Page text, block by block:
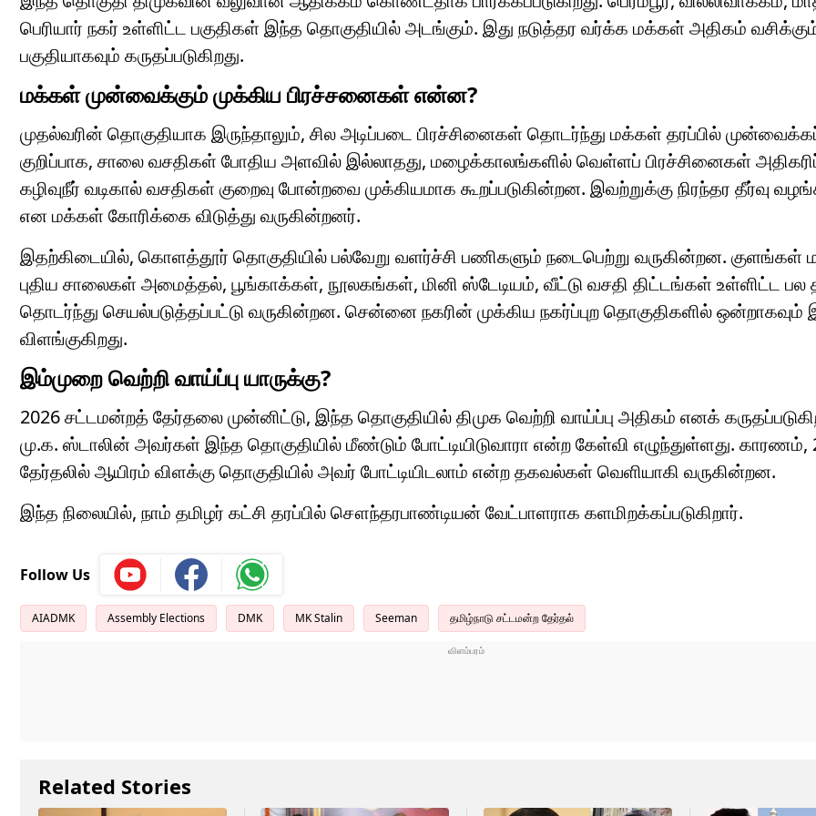
பெரியார் நகர் உள்ளிட்ட பகுதிகள் இந்த தொகுதியில் அடங்கும். இது நடுத்தர வர்க்க மக்கள் அதிகம்
பகுதியாகவும் கருதப்படுகிறது.
மக்கள் முன்வைக்கும் முக்கிய பிரச்சனைகள் என்ன?
முதல்வரின் தொகுதியாக இருந்தாலும், சில அடிப்படை பிரச்சினைகள் தொடர்ந்து மக்கள் தரப்பில்
குறிப்பாக, சாலை வசதிகள் போதிய அளவில் இல்லாதது, மழைக்காலங்களில் வெள்ளப் பிரச்சினைகள்
கழிவுநீர் வடிகால் வசதிகள் குறைவு போன்றவை முக்கியமாக கூறப்படுகின்றன. இவற்றுக்கு நிரந்தர தீர்வு
என மக்கள் கோரிக்கை விடுத்து வருகின்றனர்.
இதற்கிடையில், கொளத்தூர் தொகுதியில் பல்வேறு வளர்ச்சி பணிகளும் நடைபெற்று வருகின்றன. குளங்கள்
புதிய சாலைகள் அமைத்தல், பூங்காக்கள், நூலகங்கள், மினி ஸ்டேடியம், வீட்டு வசதி திட்டங்கள் உள்ளிட்ட பல
தொடர்ந்து செயல்படுத்தப்பட்டு வருகின்றன. சென்னை நகரின் முக்கிய நகர்ப்புற தொகுதிகளில் ஒன்றாகவும்
விளங்குகிறது.
இம்முறை வெற்றி வாய்ப்பு யாருக்கு?
2026 சட்டமன்றத் தேர்தலை முன்னிட்டு, இந்த தொகுதியில் திமுக வெற்றி வாய்ப்பு அதிகம் எனக்
மு.க. ஸ்டாலின்அவர்கள் இந்த தொகுதியில் மீண்டும் போட்டியிடுவாரா என்ற கேள்வி எழுந்துள்ளது. காரணம்,
தேர்தலில் ஆயிரம் விளக்கு தொகுதியில் அவர் போட்டியிடலாம் என்ற தகவல்கள் வெளியாகி வருகின்றன.
இந்த நிலையில், நாம் தமிழர் கட்சி தரப்பில் சௌந்தரபாண்டியன் வேட்பாளராக களமிறக்கப்படுகிறார்.
Follow Us
AIADMK Assembly Elections DMK MK Stalin Seeman தமிழ்நாடு சட்டமன்ற தேர்தல்
Related Stories